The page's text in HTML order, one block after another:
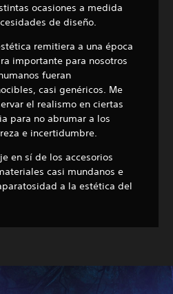
ocasiones a medida
de diseño.
remitiera a una época
importante para nosotros
fueran
casi genéricos. Me
el realismo en ciertas
para no abrumar a los
e incertidumbre.
en sí de los accesorios
casi mundanos e
a la estética del